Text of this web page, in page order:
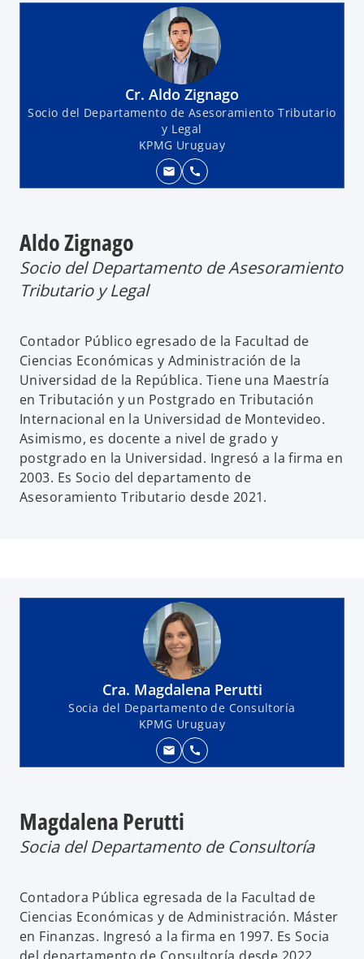
Cr. Aldo Zignago
Socio del Departamento de Asesoramiento Tributario
y Legal
KPMG Uruguay
mail call
Aldo Zignago
Socio del Departamento de Asesoramiento
Tributario y Legal
Contador Público egresado de la Facultad de
Ciencias Económicas y Administración de la
Universidad de la República. Tiene una Maestría
en Tributación y un Postgrado en Tributación
Internacional en la Universidad de Montevideo.
Asimismo, es docente a nivel de grado y
postgrado en la Universidad. Ingresó a la firma en
2003. Es Socio del departamento de
Asesoramiento Tributario desde 2021.
Cra. Magdalena Perutti
Socia del Departamento de Consultoría
KPMG Uruguay
mail call
Magdalena Perutti
Socia del Departamento de Consultoría
Contadora Pública egresada de la Facultad de
Ciencias Económicas y de Administración. Máster
en Finanzas. Ingresó a la firma en 1997. Es Socia
del departamento de Consultoría desde 2022.